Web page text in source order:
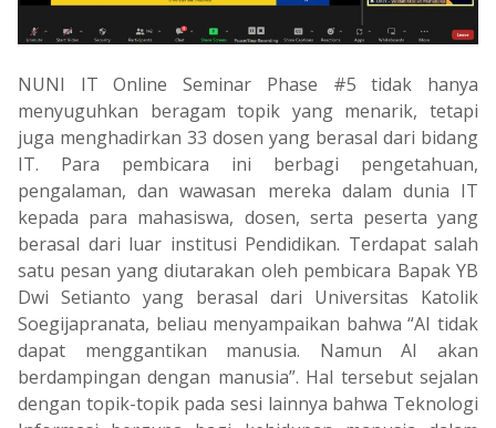
NUNI IT Online Seminar Phase #5 tidak hanya
menyuguhkan beragam topik yang menarik, tetapi
juga menghadirkan 33 dosen yang berasal dari bidang
IT. Para pembicara ini berbagi pengetahuan,
pengalaman, dan wawasan mereka dalam dunia IT
kepada para mahasiswa, dosen, serta peserta yang
berasal dari luar institusi Pendidikan. Terdapat salah
satu pesan yang diutarakan oleh pembicara Bapak YB
Dwi Setianto yang berasal dari Universitas Katolik
Soegijapranata, beliau menyampaikan bahwa “AI tidak
dapat menggantikan manusia. Namun AI akan
berdampingan dengan manusia”. Hal tersebut sejalan
dengan topik-topik pada sesi lainnya bahwa Teknologi